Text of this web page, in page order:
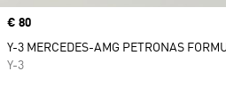
Price
€ 80
Y-3 MERCEDES-AMG PETRONAS
Y-3